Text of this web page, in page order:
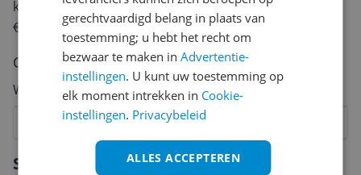
Specificaties
keuze te maken én maak je iedere maand kans op
€250,-!
Klik hier voor de actievoorwaarden.
Cijfer
Welk cijfer geef jij dit product?
6
5
4
3
2
Vraag 1 van 4
gerechtvaardigd belang in plaats van
toestemming; u hebt het recht om
bezwaar te maken inAdvertentie-
instellingen. U kunt uw toestemming op
elk moment intrekken in Cookie-
instellingen. Privacybeleid
ALLES ACCEPTEREN